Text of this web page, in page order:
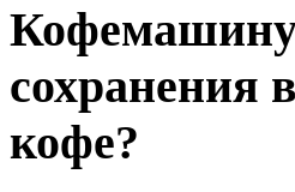
Кофемашину
сохранения
кофе?